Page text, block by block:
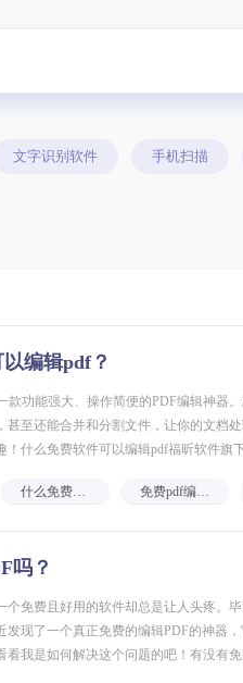
文字识别软件 手机扫描
编辑pdf？
功能强大、操作简便的PDF编辑神器
至还能合并和分割文件，让你的文档
什么免费软件可以编辑pdf福昕软件旗
吗？
免费且好用的软件却总是让人头疼。
现了一个真正免费的编辑PDF的神器，
我是如何解决这个问题的吧！有没有